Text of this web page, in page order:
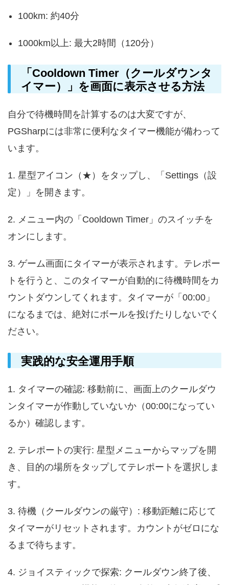
100km: 約40分
1000km以上: 最大2時間（120分）
「Cooldown Timer（クールダウンタ
イマー）」を画面に表示させる方法
自分で待機時間を計算するのは大変ですが、
PGSharpには非常に便利なタイマー機能が備わって
います。
1. 星型アイコン（★）をタップし、「Settings（設
定）」を開きます。
2. メニュー内の「Cooldown Timer」のスイッチを
オンにします。
3. ゲーム画面にタイマーが表示されます。テレポー
トを行うと、このタイマーが自動的に待機時間をカ
ウントダウンしてくれます。タイマーが「00:00」
になるまでは、絶対にボールを投げたりしないでく
ださい。
実践的な安全運用手順
1. タイマーの確認: 移動前に、画面上のクールダウ
ンタイマーが作動していないか（00:00になってい
るか）確認します。
2. テレポートの実行: 星型メニューからマップを開
き、目的の場所をタップしてテレポートを選択しま
す。
3. 待機（クールダウンの厳守）: 移動距離に応じて
タイマーがリセットされます。カウントがゼロにな
るまで待ちます。
4. ジョイスティックで探索: クールダウン終了後、